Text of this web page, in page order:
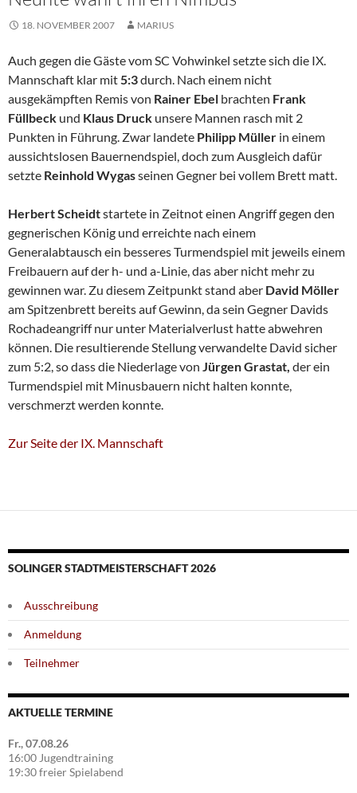
18. NOVEMBER 2007 MARIUS
Auch gegen die Gäste vom SC Vohwinkel setzte sich die IX.
Mannschaft klar mit5:3durch. Nach einem nicht
ausgekämpften Remis von Rainer Ebel brachten Frank
Füllbeck und Klaus Druck unsere Mannen rasch mit 2
Punkten in Führung. Zwar landete Philipp Müller in einem
aussichtslosen Bauernendspiel, doch zum Ausgleich dafür
setzte Reinhold Wygasseinen Gegner bei vollem Brett matt.
Herbert Scheidtstartete in Zeitnot einen Angriff gegen den
gegnerischen König und erreichte nach einem
Generalabtausch ein besseres Turmendspiel mit jeweils einem
Freibauern auf der h- und a-Linie, das aber nicht mehr zu
gewinnen war. Zu diesem Zeitpunkt stand aber David Möller
am Spitzenbrett bereits auf Gewinn, da sein Gegner Davids
Rochadeangriff nur unter Materialverlust hatte abwehren
können. Die resultierende Stellung verwandelte David sicher
zum 5:2, so dass die Niederlage von Jürgen Grastat, der ein
Turmendspiel mit Minusbauern nicht halten konnte,
verschmerzt werden konnte.
Zur Seite der IX. Mannschaft
SOLINGER STADTMEISTERSCHAFT 2026
Ausschreibung
Anmeldung
Teilnehmer
AKTUELLE TERMINE
Fr., 07.08.26
16:00 Jugendtraining
19:30 freier Spielabend